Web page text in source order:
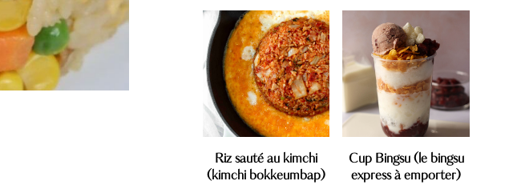
Riz sauté au kimchi
(kimchi bokkeumbap)
Cup Bingsu (le bingsu
express à emporter)